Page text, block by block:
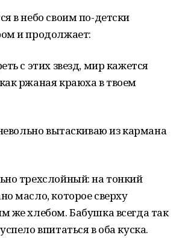
в небо своим по-детски
и продолжает:
с этих звезд, мир кажется
ржаная краюха в твоем
вытаскиваю из кармана
трехслойный: на тонкий
масло, которое сверху
же хлебом. Бабушка всегда так
впитаться в оба куска.